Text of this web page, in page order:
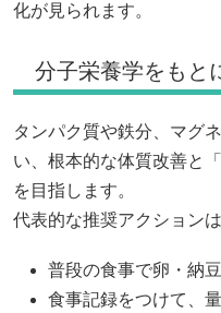
化が見られます。
分子栄養学をもと
タンパク質や鉄分、マグ
い、根本的な体質改善と
を目指します。
代表的な推奨アクション
普段の食事で卵・納
食事記録をつけて、